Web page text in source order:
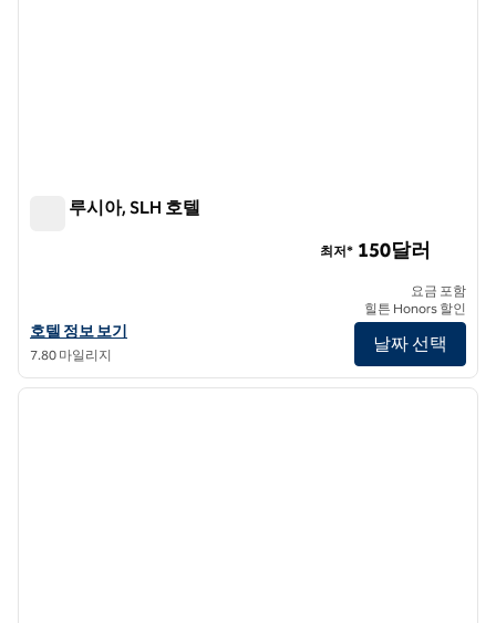
호텔 루시아, SLH 호텔
SLH 호텔인 호텔 루시아의 호텔 정보 보기
호텔 정보 보기
7.80 마일리지
최저* 150달러
요금 포함
힐튼 Honors 할인
날짜 선택
1/13
1/13
다음